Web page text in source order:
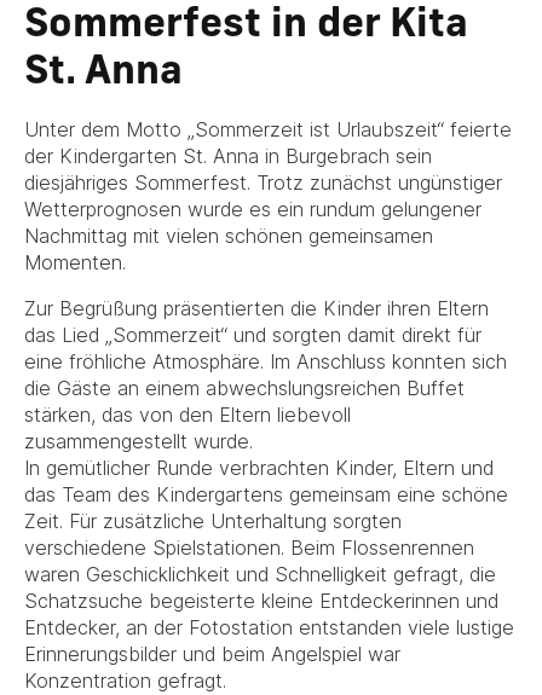
Sommerfest in der Kita
St. Anna
Unter dem Motto „Sommerzeit ist Urlaubszeit“ feierte
der Kindergarten St. Anna in Burgebrach sein
diesjähriges Sommerfest. Trotz zunächst ungünstiger
Wetterprognosen wurde es ein rundum gelungener
Nachmittag mit vielen schönen gemeinsamen
Momenten.
Zur Begrüßung präsentierten die Kinder ihren Eltern
das Lied „Sommerzeit“ und sorgten damit direkt für
eine fröhliche Atmosphäre. Im Anschluss konnten sich
die Gäste an einem abwechslungsreichen Buffet
stärken, das von den Eltern liebevoll
zusammengestellt wurde.
In gemütlicher Runde verbrachten Kinder, Eltern und
das Team des Kindergartens gemeinsam eine schöne
Zeit. Für zusätzliche Unterhaltung sorgten
verschiedene Spielstationen. Beim Flossenrennen
waren Geschicklichkeit und Schnelligkeit gefragt, die
Schatzsuche begeisterte kleine Entdeckerinnen und
Entdecker, an der Fotostation entstanden viele lustige
Erinnerungsbilder und beim Angelspiel war
Konzentration gefragt.